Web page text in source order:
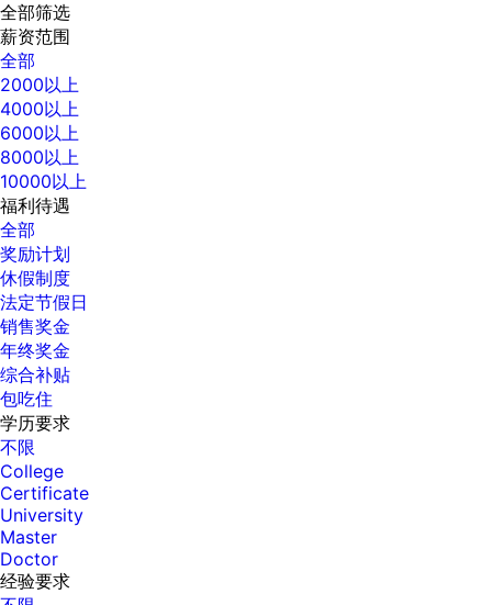
全部筛选
薪资范围
全部
2000以上
4000以上
6000以上
8000以上
10000以上
福利待遇
全部
奖励计划
休假制度
法定节假日
销售奖金
年终奖金
综合补贴
包吃住
学历要求
不限
College
Certificate
University
Master
Doctor
经验要求